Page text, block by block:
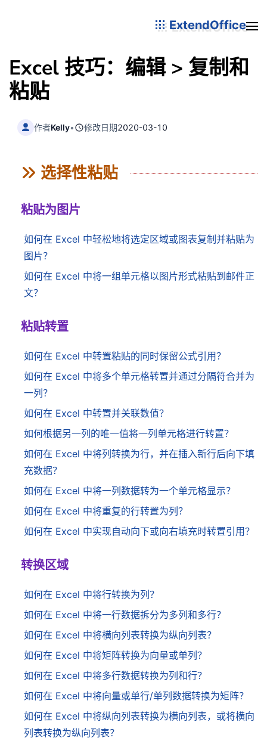
ExtendOffice
Excel 技巧：编辑 > 复制和
粘贴
作者Kelly• 修改日期2020-03-10
选择性粘贴
粘贴为图片
如何在 Excel 中轻松地将选定区域或图表复制并粘贴为
图片？
如何在 Excel 中将一组单元格以图片形式粘贴到邮件正
文？
粘贴转置
如何在 Excel 中转置粘贴的同时保留公式引用？
如何在 Excel 中将多个单元格转置并通过分隔符合并为
一列？
如何在 Excel 中转置并关联数值？
如何根据另一列的唯一值将一列单元格进行转置？
如何在 Excel 中将列转换为行，并在插入新行后向下填
充数据？
如何在 Excel 中将一列数据转为一个单元格显示？
如何在 Excel 中将重复的行转置为列？
如何在 Excel 中实现自动向下或向右填充时转置引用？
转换区域
如何在 Excel 中将行转换为列？
如何在 Excel 中将一行数据拆分为多列和多行？
如何在 Excel 中将横向列表转换为纵向列表？
如何在 Excel 中将矩阵转换为向量或单列？
如何在 Excel 中将多行数据转换为列和行？
如何在 Excel 中将向量或单行/单列数据转换为矩阵？
如何在 Excel 中将纵向列表转换为横向列表，或将横向
列表转换为纵向列表？